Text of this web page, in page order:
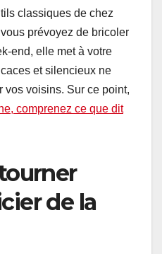
classiques de chez
prévoyez de bricoler
end, elle met à votre
et silencieux ne
vos voisins. Sur ce point,
comprenez ce que dit
de la